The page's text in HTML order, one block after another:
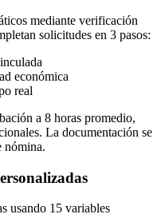
mediante verificación
solicitudes en 3 pasos:
económica
real
a 8 horas promedio,
La documentación se
nómina.
usando 15 variables